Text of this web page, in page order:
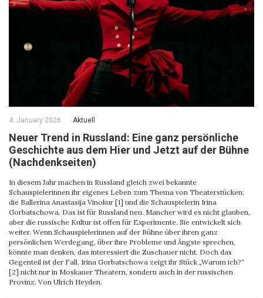
4. January 2026 Aktuell
Neuer Trend in Russland: Eine ganz persönliche
Geschichte aus dem Hier und Jetzt auf der Bühne
(Nachdenkseiten)
In diesem Jahr machen in Russland gleich zwei bekannte
Schauspielerinnen ihr eigenes Leben zum Thema von Theaterstücken:
die Ballerina Anastasija Vinokur [1] und die Schauspielerin Irina
Gorbatschowa. Das ist für Russland neu. Mancher wird es nicht glauben,
aber die russische Kultur ist offen für Experimente. Sie entwickelt sich
weiter. Wenn Schauspielerinnen auf der Bühne über ihren ganz
persönlichen Werdegang, über ihre Probleme und Ängste sprechen,
könnte man denken, das interessiert die Zuschauer nicht. Doch das
Gegenteil ist der Fall. Irina Gorbatschowa zeigt ihr Stück „Warum ich?“
[2] nicht nur in Moskauer Theatern, sondern auch in der russischen
Provinz. Von Ulrich Heyden.